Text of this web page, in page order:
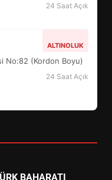
24 Saat Açık
ALTINOLUK
No:82 (Kordon Boyu)
24 Saat Açık
GÖZLER
BAHARATI